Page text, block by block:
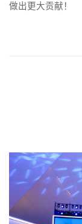
做出更大贡献！